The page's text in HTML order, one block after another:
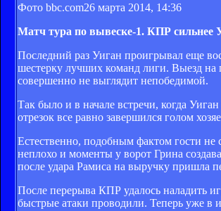
Фото bbc.com26 марта 2014, 14:36
Матч тура по вывеске-1. КПР сильнее
Последний раз Уиган проигрывал еще
шестерку лучших команд лиги. Выезд
совершенно не выглядит непобедимой.
Так было и в начале встречи, когда
отрезок все равно завершился голом
Естественно, подобным фактом гости не
неплохо и моменты у ворот Грина
после удара Рамиса на выручку пришла
После перерыва КПР удалось наладить
быстрые атаки проводили. Теперь уже в